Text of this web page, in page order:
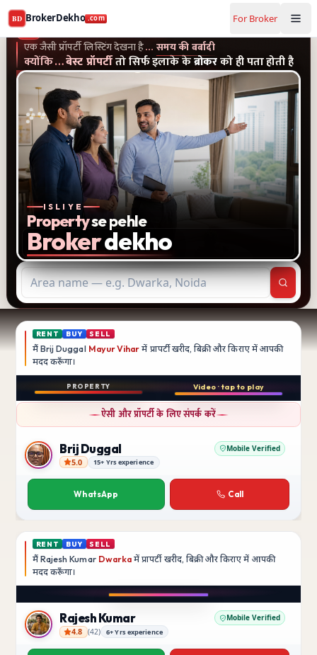
BD BrokerDekho .com For Broker
Buy and rent property in Ghaziabad — mobile-verified
BrokerDekho
एक जैसी प्रॉपर्टी लिस्टिंग देखना है… समय की बर्बादी
क्योंकि…बेस्ट प्रॉपर्टीतो सिर्फ इलाके केब्रोकरको ही पता होती है
एक जैसी प्रॉपर्टी लिस्टिंग और पुराने विज्ञापन देखना है...समय की बर्बादी
ISLIYE
Propertyse pehle
Brokerdekho
RENT BUY SELL
मैं Brij Duggal Mayur Vihar में प्रापर्टी खरीद, बिक्री और किराए में आपकी
मददकरूँगा।
PROPERTY
बिक्री
3 BHK
Mayur Vihar
₹1.5 Crore
Video · tap to play
Instagram
ऐसी और प्रॉपर्टी के लिए संपर्क करें
Brij Duggal
Brij Duggal Mobile Verified
5.0 15+ Yrs experience
WhatsApp Call
RENT BUY SELL
मैं Rajesh Kumar Dwarka में प्रापर्टी खरीद, बिक्री और किराए में आपकी
मददकरूँगा।
Rajesh Kumar
Rajesh Kumar Mobile Verified
4.8 (42) 6+ Yrs experience